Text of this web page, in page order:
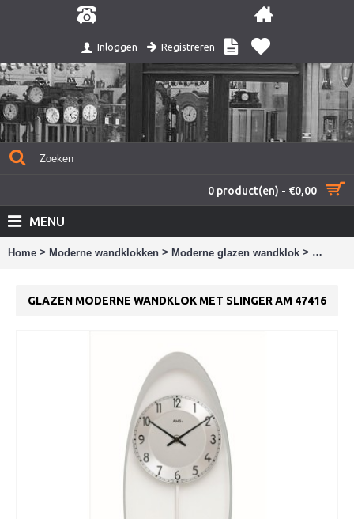
Inloggen Registreren
0 product(en) - €0,00
MENU
Home > Moderne wandklokken > Moderne glazen wandklok > Glazen
GLAZEN MODERNE WANDKLOK MET SLINGER AM 47416